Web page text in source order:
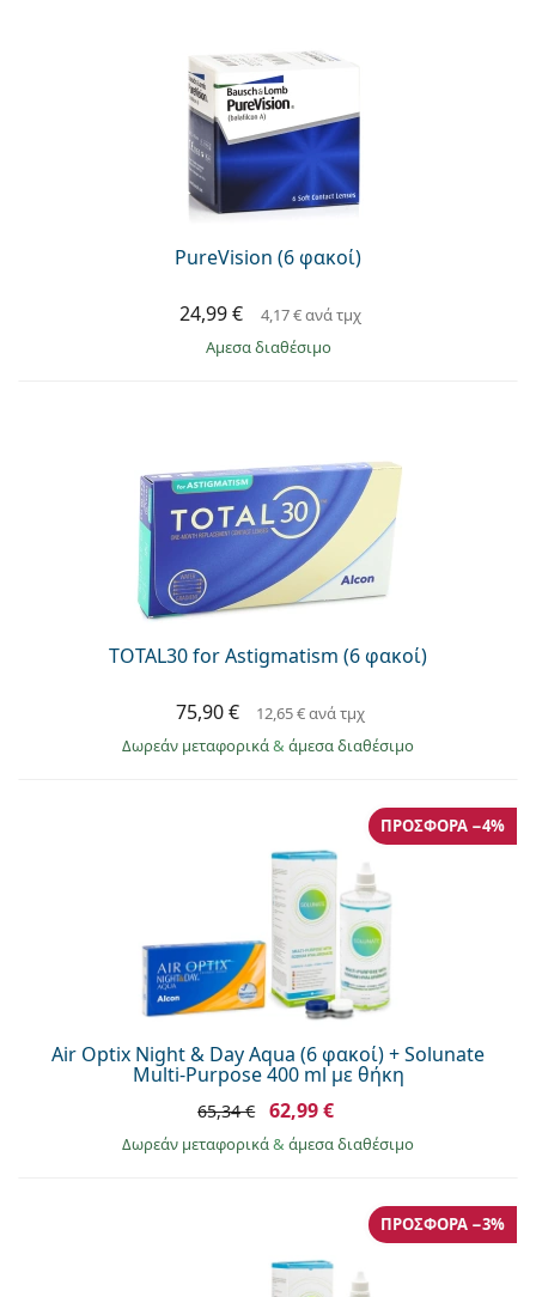
PureVision (6 φακοί)
24,99 € 4,17 €ανά τμχ
άμεσα διαθέσιμο
TOTAL30 for Astigmatism (6 φακοί)
75,90 € 12,65 €ανά τμχ
Δωρεάν μεταφορικά & άμεσα διαθέσιμο
Air Optix Night & Day Aqua (6 φακοί) + Solunate
Multi-Purpose 400 ml με θήκη
ΠΡΟΣΦΟΡΆ −4%
65,34 € 62,99 €
Δωρεάν μεταφορικά & άμεσα διαθέσιμο
ΠΡΟΣΦΟΡΆ −3%